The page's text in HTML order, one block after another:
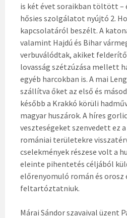
is két évet soraikban töltött –
hősies szolgálatot nyújtó 2.
kapcsolatáról beszélt. A
valamint Hajdú és Bihar
verbuválódtak, akiket
lovasság szétzúzása mellett
egyéb harcokban is. A mai
szállítva őket az első és
később a Krakkó körüli
magyar huszárok. A híres
veszteségeket szenvedett ez
romániai területekre
cselekmények részese volt a
eleinte pihentetés céljából
előrenyomuló román és
feltartóztatniuk.
Márai Sándor szavaival üzent